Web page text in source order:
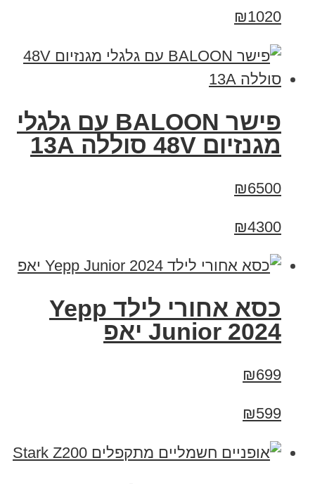
₪1020
פישר BALOON עם גלגלי
מגנזיום 48V סוללה 13A
₪6500
₪4300
כסא אחורי לילד Yepp
Junior 2024 יאפ
₪699
₪599